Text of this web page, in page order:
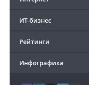
ИТ-бизнес
Рейтинги
Инфографика